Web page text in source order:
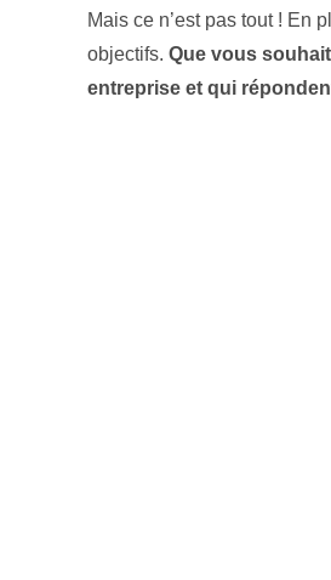
Mais ce n’est pas tout ! En
objectifs. Que vous
entreprise et qui